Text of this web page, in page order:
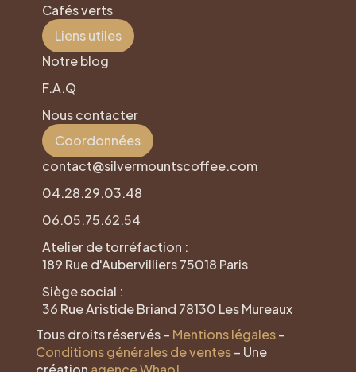
Cafés verts
Liens utiles
Notre blog
F.A.Q
Nous contacter
Coordonnées
contact@silvermountscoffee.com
04.28.29.03.48
06.05.75.62.54
Atelier de torréfaction :
189 Rue d'Aubervilliers 75018 Paris
Siège social :
36 Rue Aristide Briand 78130 Les Mureaux
Tous droits réservés – Mentions légales–
Conditions générales de ventes– Une